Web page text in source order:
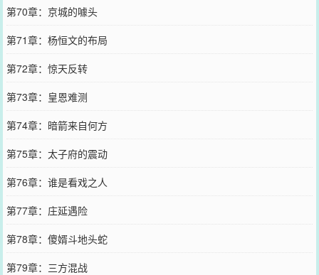
第70章：京城的噱头
第71章：杨恒文的布局
第72章：惊天反转
第73章：皇恩难测
第74章：暗箭来自何方
第75章：太子府的震动
第76章：谁是看戏之人
第77章：庄延遇险
第78章：傻婿斗地头蛇
第79章：三方混战